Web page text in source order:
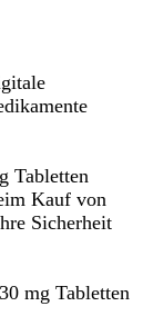
Tabletten
Kauf von
Sicherheit
mg Tabletten